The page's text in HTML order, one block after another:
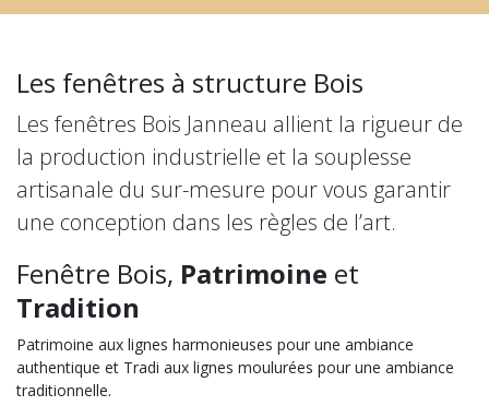
Les fenêtres à structure Bois
Les fenêtres Bois Janneau allient la rigueur de
la production industrielle et la souplesse
artisanale du sur-mesure pour vous garantir
une conception dans les règles de l’art.
Fenêtre Bois, Patrimoine et
Tradition
Patrimoine aux lignes harmonieuses pour une ambiance
authentique et Tradi aux lignes moulurées pour une ambiance
traditionnelle.